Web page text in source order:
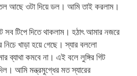
আছে ওটা দিয়ে ডল। আমি তাই করলাম।
সব টিপে দিতে থাকলাম। হঠাৎ আমার নজরে
নিচে খাড়া হয়ে গেছে। স্যার বললো
ব্যাথা কমবে না। এই বলে লুঙ্গির গিট
আমি মন্ত্রমুগ্ধের মত স্যারের